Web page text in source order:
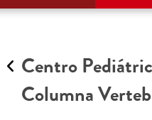
Centro
Columna